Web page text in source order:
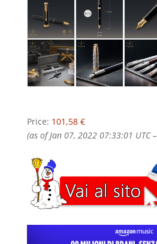
Price: 101,58 €
(as of Jan 07, 2022 07:33:01 UTC –